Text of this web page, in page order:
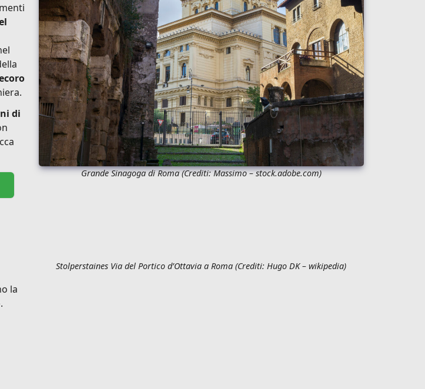
di
Grande Sinagoga di Roma (Crediti: Massimo –stock.adobe.com)
la
Stolperstaines Via del Portico d’Ottavia a Roma (Crediti: Hugo DK – wikipedia)